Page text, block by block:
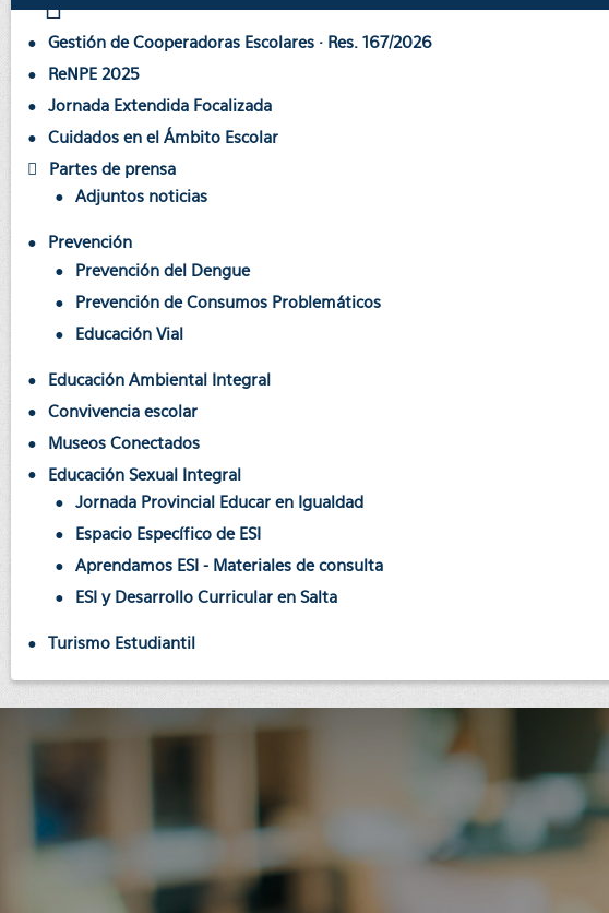
Gestión de Cooperadoras Escolares · Res. 167/2026
ReNPE 2025
Jornada Extendida Focalizada
Cuidados en el Ámbito Escolar
Partes de prensa
Adjuntos noticias
Prevención
Prevención del Dengue
Prevención de Consumos Problemáticos
Educación Vial
Educación Ambiental Integral
Convivencia escolar
Museos Conectados
Educación Sexual Integral
Jornada Provincial Educar en Igualdad
Espacio Específico de ESI
Aprendamos ESI - Materiales de consulta
ESI y Desarrollo Curricular en Salta
Turismo Estudiantil